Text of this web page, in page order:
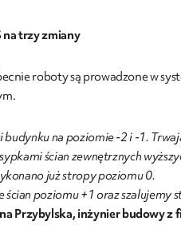
na trzy zmiany
roboty są prowadzone w
budynku na poziomie -2 i -1.
ścian zewnętrznych
już stropy poziomu 0.
poziomu +1 oraz szalujemy
Przybylska, inżynier budowy z